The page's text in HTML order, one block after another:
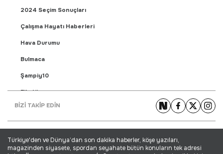
2024 Seçim Sonuçları
Çalışma Hayatı Haberleri
Hava Durumu
Bulmaca
Şampiy10
Fikstür
Puan Durumu
Yaşam Haberleri
BİZİ TAKİP EDİN
Türkiye'den ve Dünya’dan son dakika haberler, köşe yazıları,
magazinden siyasete, spordan seyahate bütün konuların tek adresi